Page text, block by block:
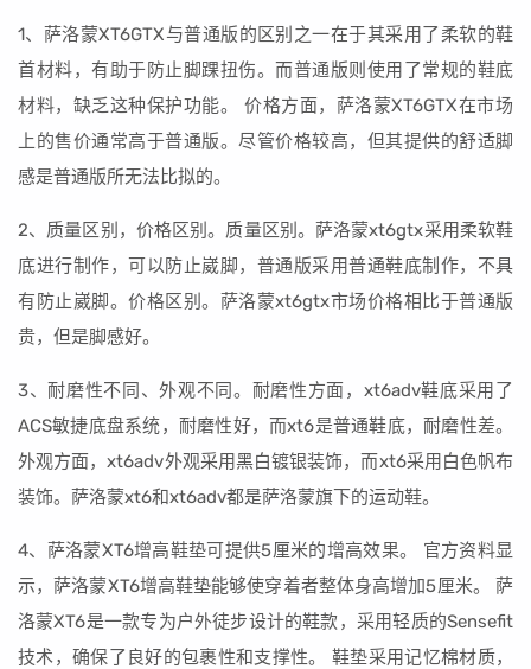
1、萨洛蒙XT6GTX与普通版的区别之一在于其采用了柔软的鞋
首材料，有助于防止脚踝扭伤。而普通版则使用了常规的鞋底
材料，缺乏这种保护功能。 价格方面，萨洛蒙XT6GTX在市场
上的售价通常高于普通版。尽管价格较高，但其提供的舒适脚
感是普通版所无法比拟的。
2、质量区别，价格区别。质量区别。萨洛蒙xt6gtx采用柔软鞋
底进行制作，可以防止崴脚，普通版采用普通鞋底制作，不具
有防止崴脚。价格区别。萨洛蒙xt6gtx市场价格相比于普通版
贵，但是脚感好。
3、耐磨性不同、外观不同。耐磨性方面，xt6adv鞋底采用了
ACS敏捷底盘系统，耐磨性好，而xt6是普通鞋底，耐磨性差。
外观方面，xt6adv外观采用黑白镀银装饰，而xt6采用白色帆布
装饰。萨洛蒙xt6和xt6adv都是萨洛蒙旗下的运动鞋。
4、萨洛蒙XT6增高鞋垫可提供5厘米的增高效果。 官方资料显
示，萨洛蒙XT6增高鞋垫能够使穿着者整体身高增加5厘米。 萨
洛蒙XT6是一款专为户外徒步设计的鞋款，采用轻质的Sensefit
技术，确保了良好的包裹性和支撑性。 鞋垫采用记忆棉材质，